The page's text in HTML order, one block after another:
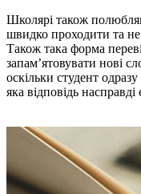
Школярі також
швидко проходити та не
Також така форма
запам’ятовувати нові
оскільки студент
яка відповідь